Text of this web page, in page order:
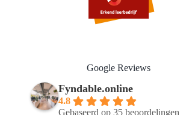
Google Reviews
Fyndable.online
4.8
Gebaseerd op 35 beoordelingen